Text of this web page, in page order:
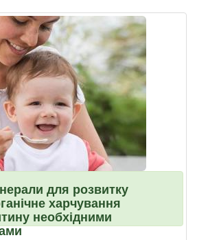
для розвитку
харчування
необхідними